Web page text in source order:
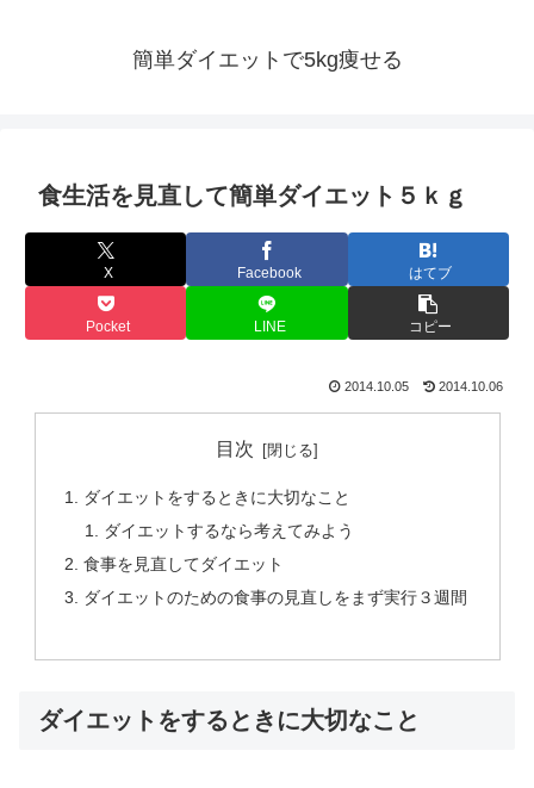
簡単ダイエットで5kg痩せる
食生活を見直して簡単ダイエット５ｋｇ
X Facebook はてブ
Pocket LINE コピー
2014.10.05 2014.10.06
目次
ダイエットをするときに大切なこと
ダイエットするなら考えてみよう
食事を見直してダイエット
ダイエットのための食事の見直しをまず実行３週間
ダイエットをするときに大切なこと